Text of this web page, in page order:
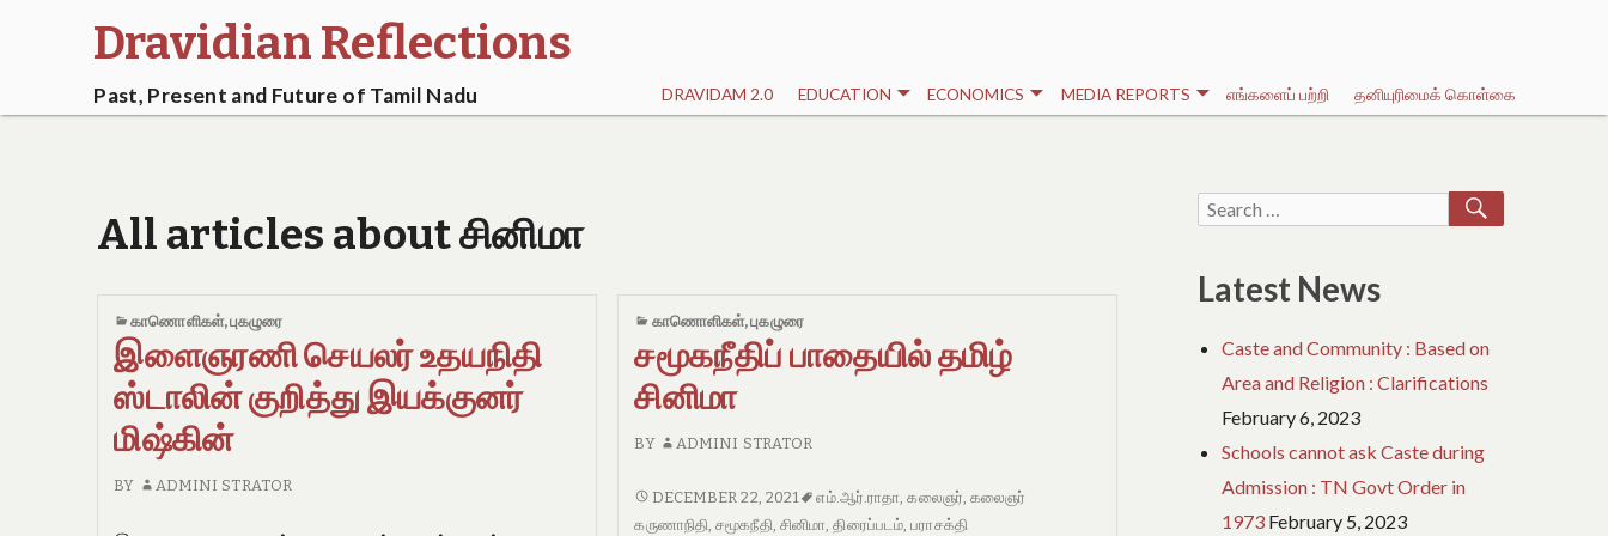
Dravidian Reflections
Past, Present and Future of Tamil Nadu DRAVIDAM 2.0 EDUCATION ECONOMICS MEDIA REPORTS எங்களைப் பற்றி தனியுரிமைக் கொள்கை
All articles about சினிமா
காணொளிகள்,புகழுரை
இளைஞரணி செயலர் உதயநிதி
ஸ்டாலின் குறித்து இயக்குனர்
மிஷ்கின்
BY ADMINI STRATOR
காணொளிகள்,புகழுரை
சமூகநீதிப் பாதையில் தமிழ்
சினிமா
BY ADMINI STRATOR
சமூகநீதிப்
பாதையில்
DECEMBER 22, 2021 எம்.ஆர்.ராதா,கலைஞர்,கலைஞர்
கருணாநிதி,சமூகநீதி, சினிமா,திரைப்படம்,பராசக்தி
Search
Latest News
Caste and Community : Based on
Area and Religion : Clarifications
February 6, 2023
Schools cannot ask Caste during
Admission : TN Govt Order in
1973 February 5, 2023